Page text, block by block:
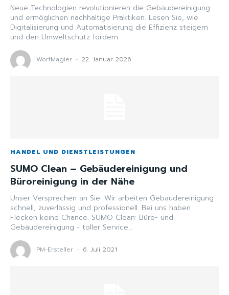
Neue Technologien revolutionieren die Gebäudereinigung
und ermöglichen nachhaltige Praktiken. Lesen Sie, wie
Digitalisierung und Automatisierung die Effizienz steigern
und den Umweltschutz fördern.
WortMagier - 22. Januar 2026
HANDEL UND DIENSTLEISTUNGEN
SUMO Clean – Gebäudereinigung und
Büroreinigung in der Nähe
Unser Versprechen an Sie: Wir arbeiten Gebäudereinigung
schnell, zuverlässig und professionell. Bei uns haben
Flecken keine Chance. SUMO Clean: Büro- und
Gebäudereinigung - toller Service...
PM-Ersteller - 6. Juli 2021